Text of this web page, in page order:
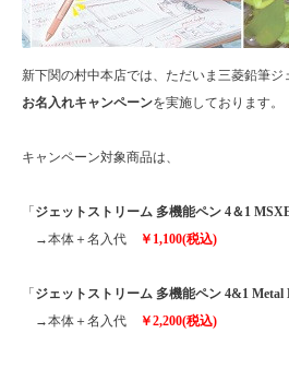
新下関の村中本店では、ただいま三菱鉛筆ジ
お名入れキャンペーンを実施しております。
キャンペーン対象商品は、
「 ジェットストリーム 多機能ペン 4＆1
→本体＋名入代
￥1,100(税込)
「 ジェットストリーム 多機能ペン 4&1 Metal
→本体＋名入代
￥2,200(税込)